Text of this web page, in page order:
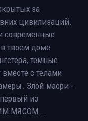
за
цивилизаций.
современные
твоем доме
темные
с телами
Злой маори -
из
МЯСОМ...